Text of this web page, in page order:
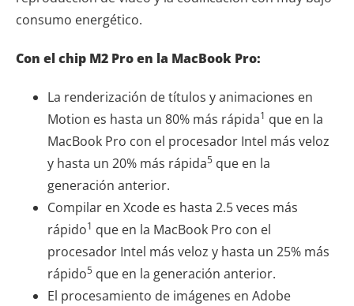
consumo energético.
Con el chip M2 Pro en la MacBook Pro:
La renderización de títulos y animaciones en
Motion es hasta un 80% más rápida1 que en la
MacBook Pro con el procesador Intel más veloz
y hasta un 20% más rápida5 que en la
generación anterior.
Compilar en Xcode es hasta 2.5 veces más
rápido1 que en la MacBook Pro con el
procesador Intel más veloz y hasta un 25% más
rápido5 que en la generación anterior.
El procesamiento de imágenes en Adobe